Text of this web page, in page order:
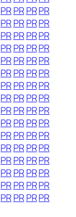
PRPR PRPR
PRPR PRPR
PRPR PRPR
PRPR PRPR
PRPR PRPR
PRPR PRPR
PRPR PRPR
PRPR PRPR
PRPR PRPR
PRPR PRPR
PRPR PRPR
PRPR PRPR
PRPR PRPR
PRPR PRPR
PRPR PRPR
PRPR PRPR